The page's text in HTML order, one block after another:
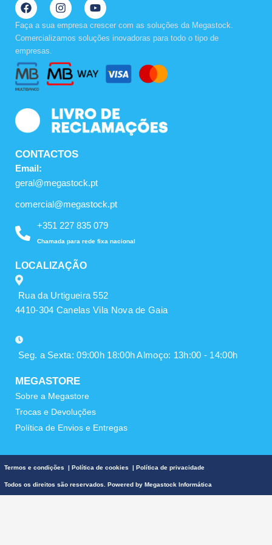
a
c
e
o
o
k
n
s
t
r
a
m
o
u
t
u
e
Faça a sua empresa crescer com as soluções da Megastock.
Comercializamos soluções inovadoras para todo o tipo de
empresas.
CONTACTOS
Email:
geral@megastock.pt
comercial@megastock.pt
+351 227 835 079
Chamada para rede fixa nacional
LOCALIZAÇÃO
Rua da Urtigueira 552
4410-304 Canelas Vila Nova de Gaia
Seg. a Sexta: 09:00h 18:00h Almoço: 13h:00 - 14:00h
MEGASTORE
Sobre a Megastore
Trocas e Devoluções
Política de Envios e Entregas
Termos e condições Política de cookies Política de privacidade
Todos os direitos são reservados. Powered by Megastock Informática